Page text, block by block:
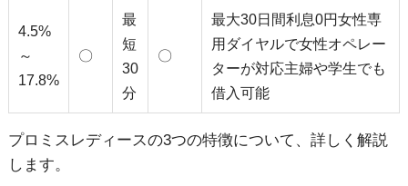
4.5%
～
17.8%
〇
最
短
30
分
〇
最大30日間利息0円女性専
用ダイヤルで女性オペレー
ターが対応主婦や学生でも
借入可能
プロミスレディースの3つの特徴について、詳しく解説
します。